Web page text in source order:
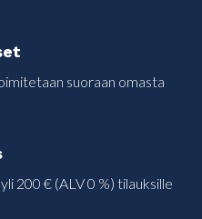
suoraan omasta
200 € (ALV 0 %) tilauksille